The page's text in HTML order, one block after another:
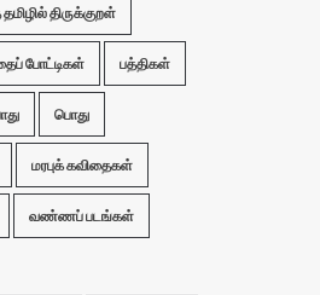
திருக்குறள்
போட்டிகள் பத்திகள்
பொது
மரபுக் கவிதைகள்
வண்ணப் படங்கள்